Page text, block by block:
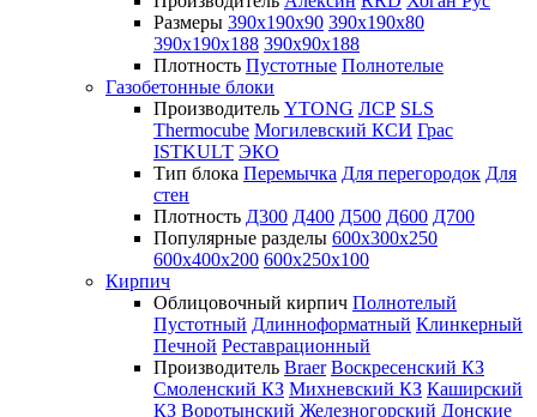
Размеры 390х190х90 390х190х80
390х190х188 390х90х188
Плотность Пустотные Полнотелые
Газобетонные блоки
Производитель YTONG ЛСР SLS
Thermocube Могилевский КСИ Грас
ISTKULT ЭКО
Тип блока Перемычка Для перегородок Для
стен
Плотность Д300 Д400 Д500 Д600 Д700
Популярные разделы 600х300х250
600х400х200 600х250х100
Кирпич
Облицовочный кирпич Полнотелый
Пустотный Длинноформатный Клинкерный
Печной Реставрационный
Производитель Braer Воскресенский КЗ
Смоленский КЗ Михневский КЗ Каширский
КЗ Воротынский Железногорский Донские